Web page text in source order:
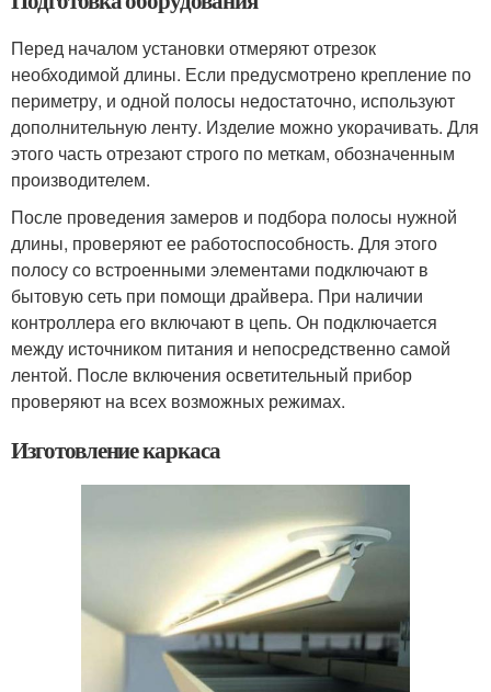
Перед началом установки отмеряют отрезок
необходимой длины. Если предусмотрено крепление по
периметру, и одной полосы недостаточно, используют
дополнительную ленту. Изделие можно укорачивать. Для
этого часть отрезают строго по меткам, обозначенным
производителем.
После проведения замеров и подбора полосы нужной
длины, проверяют ее работоспособность. Для этого
полосу со встроенными элементами подключают в
бытовую сеть при помощи драйвера. При наличии
контроллера его включают в цепь. Он подключается
между источником питания и непосредственно самой
лентой. После включения осветительный прибор
проверяют на всех возможных режимах.
Изготовление каркаса